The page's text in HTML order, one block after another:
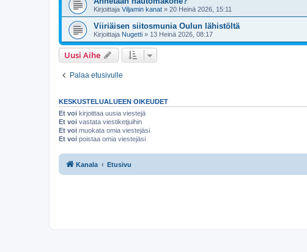
Kirjoittaja Viljamin kanat » 20 Heinä 2026, 15:11
Viiriäisen siitosmunia Oulun lähistöltä
Kirjoittaja Nugetti » 13 Heinä 2026, 08:17
Uusi Aihe
Palaa etusivulle
KESKUSTELUALUEEN OIKEUDET
Et voi kirjoittaa uusia viestejä
Et voi vastata viestiketjuihin
Et voi muokata omia viestejäsi
Et voi poistaa omia viestejäsi
Kanala Etusivu